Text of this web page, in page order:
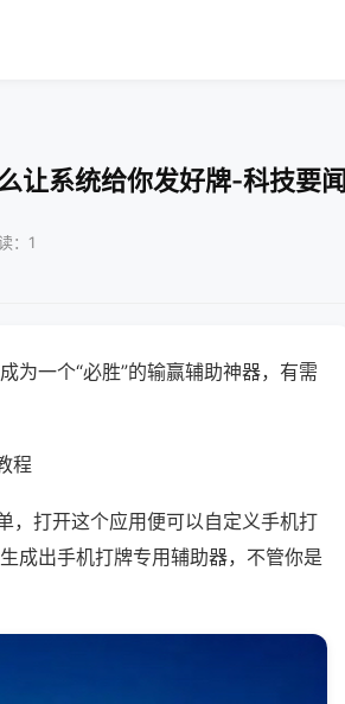
让系统给你发好牌-科技要闻
：1
为一个“必胜”的输赢辅助神器，有需
程
，打开这个应用便可以自定义手机打
成出手机打牌专用辅助器，不管你是